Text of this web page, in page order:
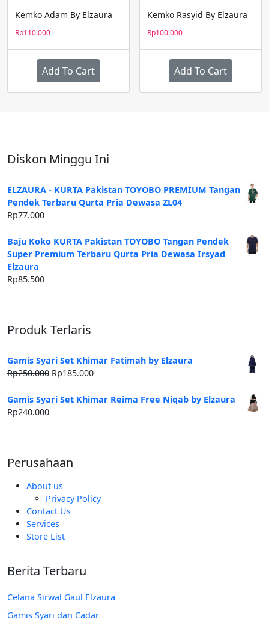
Kemko Adam By Elzaura
Rp110.000
Add To Cart
Kemko Rasyid By Elzaura
Rp100.000
Add To Cart
Diskon Minggu Ini
ELZAURA - KURTA Pakistan TOYOBO PREMIUM Tangan
Pendek Terbaru Qurta Pria Dewasa ZL04
Rp77.000
Baju Koko KURTA Pakistan TOYOBO Tangan Pendek
Super Premium Terbaru Qurta Pria Dewasa Irsyad
Elzaura
Rp85.500
Produk Terlaris
Gamis Syari Set Khimar Fatimah by Elzaura
Rp250.000 Harga
adalah:
Rp185.000Harga
ini
Gamis Syari Set Khimar Reima Free Niqab by Elzaura
Rp240.000
Perusahaan
About us
Privacy Policy
Contact Us
Services
Store List
Berita Terbaru
Celana Sirwal Gaul Elzaura
Gamis Syari dan Cadar